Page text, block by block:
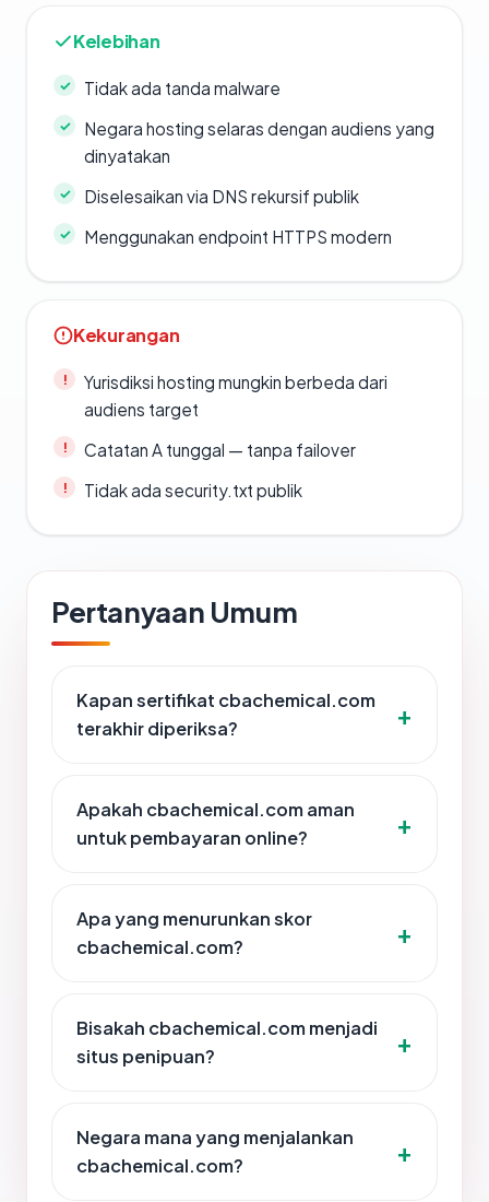
Kelebihan
Tidak ada tanda malware
Negara hosting selaras dengan audiens yang
dinyatakan
Diselesaikan via DNS rekursif publik
Menggunakan endpoint HTTPS modern
Kekurangan
Yurisdiksi hosting mungkin berbeda dari
audiens target
Catatan A tunggal — tanpa failover
Tidak ada security.txt publik
Pertanyaan Umum
Kapan sertifikat cbachemical.com
terakhir diperiksa?
Apakah cbachemical.com aman
untuk pembayaran online?
Apa yang menurunkan skor
cbachemical.com?
Bisakah cbachemical.com menjadi
situs penipuan?
Negara mana yang menjalankan
cbachemical.com?